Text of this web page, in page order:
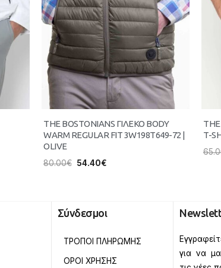
THE BOSTONIANS ΓΙΛΕΚΟ BODY
WARM REGULAR FIT 3W198T649-72 |
OLIVE
80.00€ 54.40€
T-
Σύνδεσμοι
ΤΡΟΠΟΙ ΠΛΗΡΩΜΗΣ
ΟΡΟΙ ΧΡΗΣΗΣ
για να